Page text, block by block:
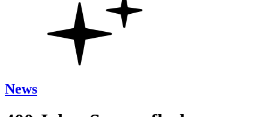
News